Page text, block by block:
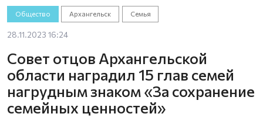
Общество Архангельск Семья
28.11.2023 16:24
Совет отцов Архангельской
области наградил 15 глав семей
нагрудным знаком «За сохранение
семейных ценностей»